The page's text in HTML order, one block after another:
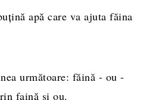
apă care va ajuta făina
următoare: făină - ou -
faină și ou.